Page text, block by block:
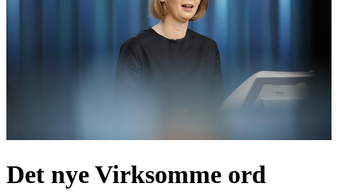
Det nye Virksomme ord